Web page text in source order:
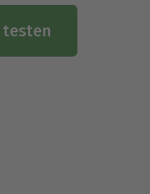
testen